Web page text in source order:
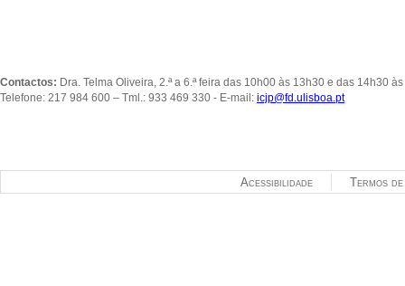
Contactos: Dra. Telma Oliveira, 2.ª a 6.ª feira das 10h00 às 13h30 e das 14h30
Telefone: 217 984 600 – Tml.: 933 469 330 - E-mail: icjp@fd.ulisboa.pt
Termos
Acessibilidade